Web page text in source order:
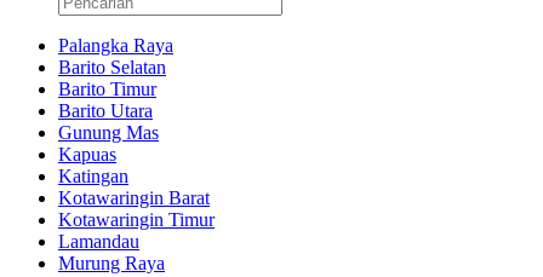
Palangka Raya
Barito Selatan
Barito Timur
Barito Utara
Gunung Mas
Kapuas
Katingan
Kotawaringin Barat
Kotawaringin Timur
Lamandau
Murung Raya